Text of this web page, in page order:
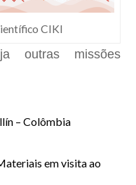
CIKI
outras missões
– Colômbia
em visita ao